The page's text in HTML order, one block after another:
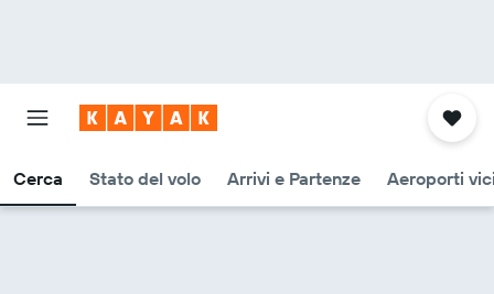
Cerca Stato del volo Arrivi e Partenze Aeroporti